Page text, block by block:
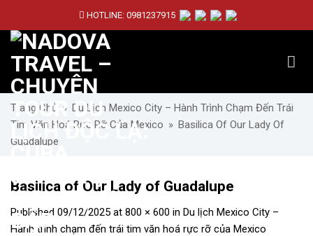
content
HOTLINE: 0981237915
Trang Chủ » Du Lịch Mexico City – Hành Trình Chạm Đến Trái
Tim Văn Hoá Rực Rỡ Của Mexico » Basilica Of Our Lady Of
Guadalupe
Basilica of Our Lady of Guadalupe
Published 09/12/2025 at 800 × 600 in Du lịch Mexico City –
Hành trình chạm đến trái tim văn hoá rực rỡ của Mexico